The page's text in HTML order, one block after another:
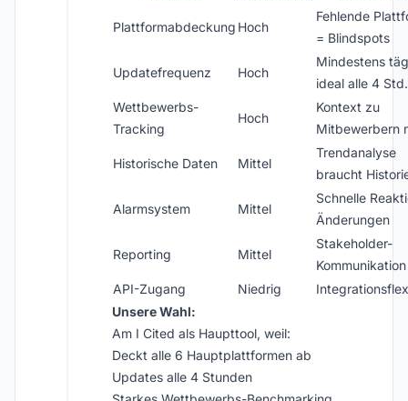
Plattformabdeckung Hoch
Fehlende
= Blindspots
Updatefrequenz Hoch
Mindestens
ideal alle 4 Std.
Wettbewerbs-
Tracking
Hoch
Kontext zu
Mitbewerbern
Historische Daten Mittel
Trendanalyse
braucht
Alarmsystem Mittel
Schnelle
Änderungen
Reporting Mittel
Stakeholder-
Kommunikation
API-Zugang
Niedrig
Unsere Wahl:
Am I Cited als Haupttool, weil:
Deckt alle 6 Hauptplattformen ab
Updates alle 4 Stunden